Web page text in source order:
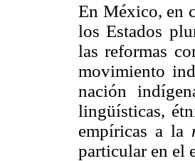
En México, en
los Estados
las reformas
movimiento
nación
lingüísticas,
empíricas a la
particular en el